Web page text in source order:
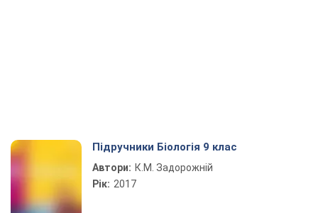
Підручники Біологія 9 клас
Автори: К.М. Задорожній
Рік: 2017